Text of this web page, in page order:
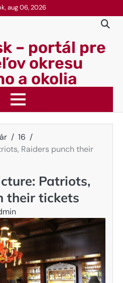
aug 06, 2026
– portál pre
okresu
a okolia
16
Raiders punch their
Patriots,
their tickets